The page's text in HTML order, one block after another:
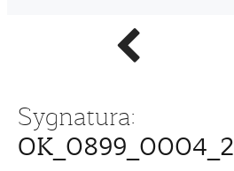
Poprzednie
zdjęcie
Sygnatura: